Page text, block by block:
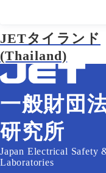
JETタイランド
(Thailand)
一般財団
研究所
Japan Electrical Safety
Laboratories